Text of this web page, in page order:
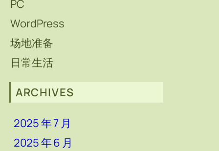
PC
WordPress
场地准备
日常生活
ARCHIVES
2025 年 7 月
2025 年 6 月